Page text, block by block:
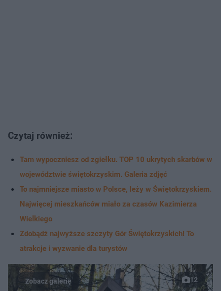
Czytaj również:
Tam wypoczniesz od zgiełku. TOP 10 ukrytych skarbów w
województwie świętokrzyskim. Galeria zdjęć
To najmniejsze miasto w Polsce, leży w Świętokrzyskiem.
Najwięcej mieszkańców miało za czasów Kazimierza
Wielkiego
Zdobądź najwyższe szczyty Gór Świętokrzyskich! To
atrakcje i wyzwanie dla turystów
12